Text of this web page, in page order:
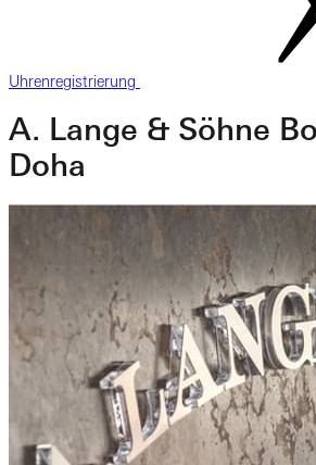
Uhrenregistrierung
A. Lange & Söhne
Doha